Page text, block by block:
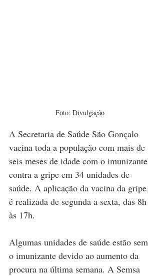
Foto: Divulgação
A Secretaria de Saúde São Gonçalo
vacina toda a população com mais de
seis meses de idade com o imunizante
contra a gripe em 34 unidades de
saúde. A aplicação da vacina da gripe
é realizada de segunda a sexta, das 8h
às 17h.
Algumas unidades de saúde estão sem
o imunizante devido ao aumento da
procura na última semana. A Semsa